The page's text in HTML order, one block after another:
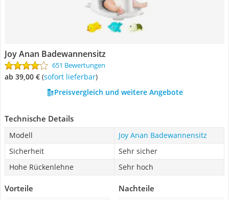
Joy Anan Badewannensitz
651 Bewertungen
ab 39,00 € ( Sofort lieferbar)
Preisvergleich und weitere Angebote
Technische Details
Modell
Joy Anan Badewannensitz
Sicherheit
Sehr sicher
Hohe Rückenlehne
Sehr hoch
Vorteile Nachteile